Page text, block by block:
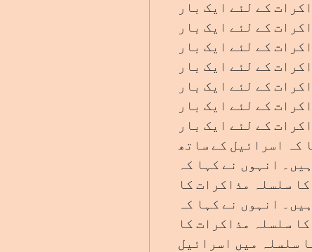
کے لئے ایک بار
کے لئے ایک بار
کے لئے ایک بار
کے لئے ایک بار
کے لئے ایک بار
کے لئے ایک بار
کے لئے ایک بار
کہ اسرائیل کے ساتھ
انہوں نے کہا کہ
سلسلہ مذاکرات کا
انہوں نے کہا کہ
سلسلہ مذاکرات کا
سلسلہ میں اسرائیل